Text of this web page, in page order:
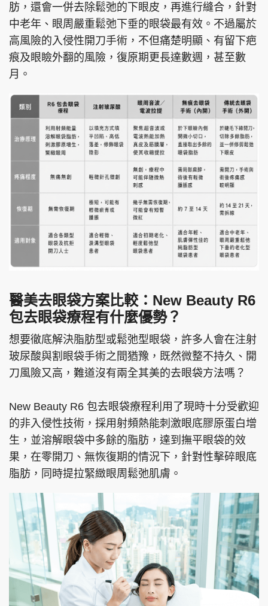
肪，還會一併去除鬆弛的下眼皮，再進行縫合，針對
中老年、眼周嚴重鬆弛下垂的眼袋最有效。不過屬於
高風險的入侵性開刀手術，不但痛楚明顯、有留下疤
痕及眼瞼外翻的風險，復原期更長達數週，甚至數
月。
醫美去眼袋方案比較：New Beauty R6
包去眼袋療程有什麼優勢？
想要徹底解決脂肪型或鬆弛型眼袋，許多人會在注射
玻尿酸與割眼袋手術之間猶豫，既然微整不持久、開
刀風險又高，難道沒有兩全其美的去眼袋方法嗎？
New Beauty R6 包去眼袋療程利用了現時十分受歡迎
的非入侵性技術，採用射頻熱能刺激眼底膠原蛋白增
生，並溶解眼袋中多餘的脂肪，達到撫平眼袋的效
果，在零開刀、無恢復期的情況下，針對性擊碎眼底
脂肪，同時提拉緊緻眼周鬆弛肌膚。